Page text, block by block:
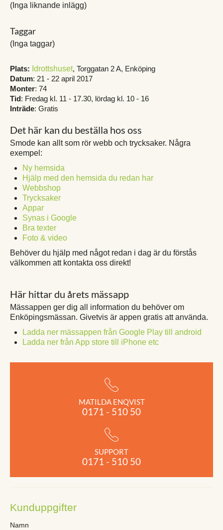
(Inga liknande inlägg)
Taggar
(Inga taggar)
Plats: Idrottshuset, Torggatan 2 A, Enköping
Datum: 21 - 22 april 2017
Monter: 74
Tid: Fredag kl. 11 - 17.30, lördag kl. 10 - 16
Inträde: Gratis
Det här kan du beställa hos oss
Smode kan allt som rör webb och trycksaker. Några
exempel:
Ny hemsida
Hjälp med den hemsida du redan har
Webbshop
Trycksaker
Appar
Synas i Google
Bra texter
Foto & video
Behöver du hjälp med något redan i dag är du förstås
välkommen att kontakta oss direkt!
Här hittar du årets mässapp
Mässappen ger dig all information du behöver om
Enköpingsmässan. Givetvis är appen gratis att använda.
Ladda ner mässappen från Google Play till android
Ladda ner från App store till iPhone etc
MATILDA ENQVIST
0171 - 510 50
SUPPORT
0171 - 510 50
Kunduppgifter
Namn